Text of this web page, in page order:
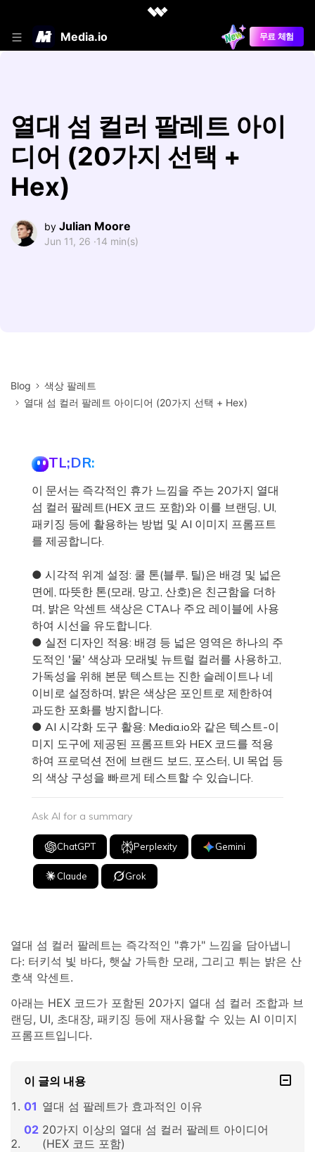
Media.io 무료 체험
열대 섬 컬러 팔레트 아이
디어 (20가지 선택 +
Hex)
by Julian Moore
Jun 11, 26 ·14 min(s)
Blog
색상 팔레트
열대 섬 컬러 팔레트 아이디어 (20가지 선택 + Hex)
TL;DR:
이 문서는 즉각적인 휴가 느낌을 주는 20가지 열대
섬 컬러 팔레트(HEX 코드 포함)와 이를 브랜딩, UI,
패키징 등에 활용하는 방법 및 AI 이미지 프롬프트
를 제공합니다.
● 시각적 위계 설정: 쿨 톤(블루, 틸)은 배경 및 넓은
면에, 따뜻한 톤(모래, 망고, 산호)은 친근함을 더하
며, 밝은 악센트 색상은 CTA나 주요 레이블에 사용
하여 시선을 유도합니다.
● 실전 디자인 적용: 배경 등 넓은 영역은 하나의 주
도적인 '물' 색상과 모래빛 뉴트럴 컬러를 사용하고,
가독성을 위해 본문 텍스트는 진한 슬레이트나 네
이비로 설정하며, 밝은 색상은 포인트로 제한하여
과도한 포화를 방지합니다.
● AI 시각화 도구 활용: Media.io와 같은 텍스트-이
미지 도구에 제공된 프롬프트와 HEX 코드를 적용
하여 프로덕션 전에 브랜드 보드, 포스터, UI 목업 등
의 색상 구성을 빠르게 테스트할 수 있습니다.
Ask AI for a summary
ChatGPT Perplexity Gemini
Claude Grok
열대 섬 컬러 팔레트는 즉각적인 "휴가" 느낌을 담아냅니
다: 터키석 빛 바다, 햇살 가득한 모래, 그리고 튀는 밝은 산
호색 악센트.
아래는 HEX 코드가 포함된 20가지 열대 섬 컬러 조합과 브
랜딩, UI, 초대장, 패키징 등에 재사용할 수 있는 AI 이미지
프롬프트입니다.
이 글의 내용
열대 섬 팔레트가 효과적인 이유
20가지 이상의 열대 섬 컬러 팔레트 아이디어
(HEX 코드 포함)